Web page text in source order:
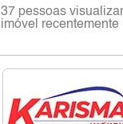
37 pessoas
imóvel recentemente